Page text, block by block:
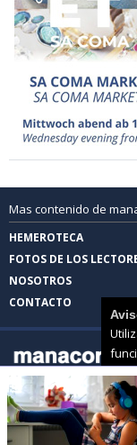
Mas contenido de
HEMEROTECA
FOTOS DE LOS
NOSOTROS
CONTACTO
Protección de datos
© 2026 | Todos los
lista